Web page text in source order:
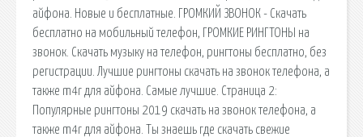
айфона. Новые и бесплатные. ГРОМКИЙ ЗВОНОК - Скачать
бесплатно на мобильный телефон, ГРОМКИЕ РИНГТОНЫ на
звонок. Скачать музыку на телефон, рингтоны бесплатно, без
регистрации. Лучшие рингтоны скачать на звонок телефона, а
также m4r для айфона. Самые лучшие. Страница 2:
Популярные рингтоны 2019 скачать на звонок телефона, а
также m4r для айфона. Ты знаешь где скачать свежие